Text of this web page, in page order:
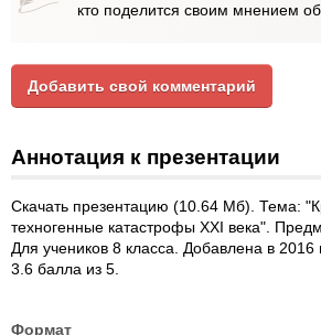
кто поделится своим мнением об
Добавить свой комментарий
Аннотация к презентации
Скачать презентацию (10.64 Мб). Тема:
техногенные катастрофы XXI века".
Для учеников 8 класса. Добавлена в 2016
3.6 балла из 5.
Формат